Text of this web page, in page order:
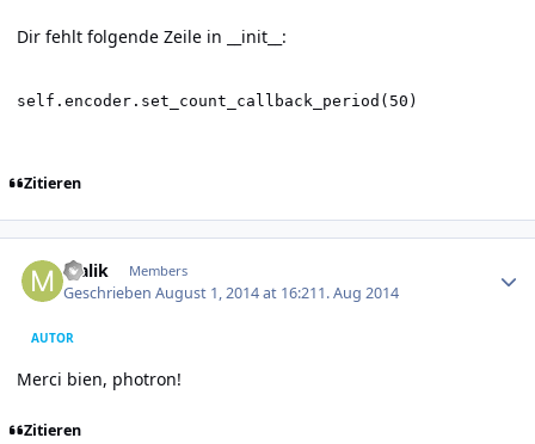
Dir fehlt folgende Zeile in __init__:
self.encoder.set_count_callback_period(50)
Zitieren
Malik Members
GeschriebenAugust 1, 2014 at 16:211. Aug 2014
AUTOR
Merci bien, photron!
Zitieren